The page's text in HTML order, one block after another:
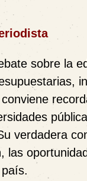
sobre la
verdadera
las